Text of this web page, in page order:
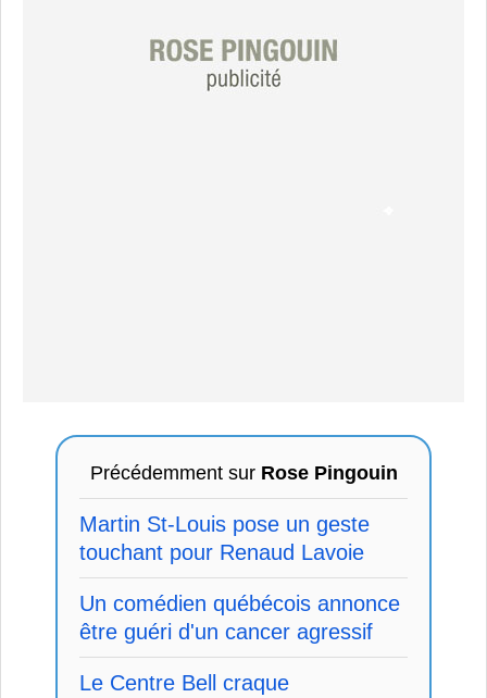
Précédemment sur Rose Pingouin
Martin St-Louis pose un geste
touchant pour Renaud Lavoie
Un comédien québécois annonce
être guéri d'un cancer agressif
Le Centre Bell craque